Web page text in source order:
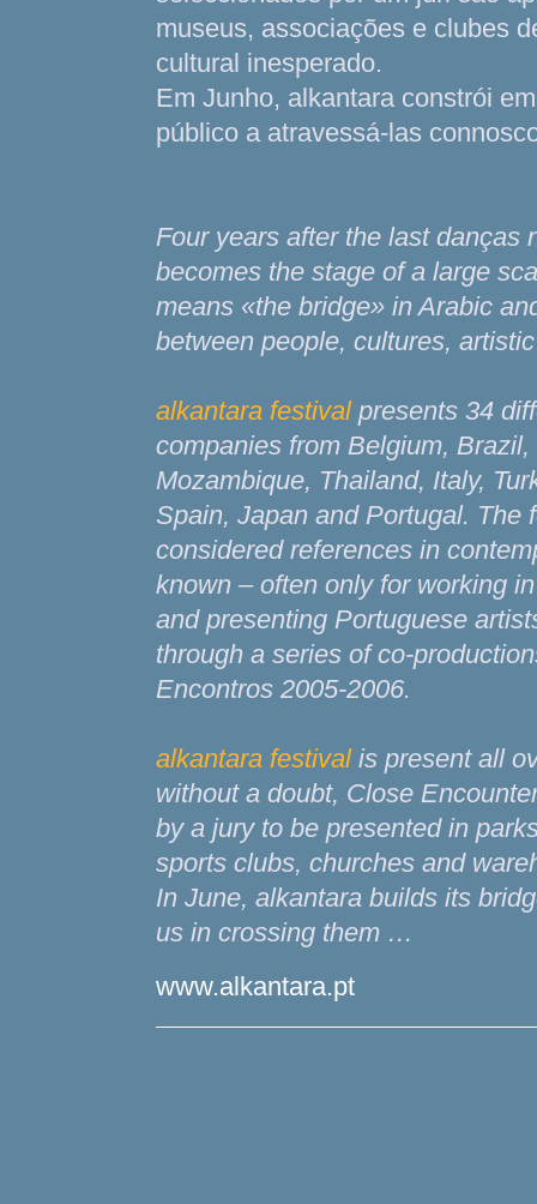
museus, associações e clubes
cultural inesperado.
Em Junho, alkantara constrói
público a atravessá-las
Four years after the last danças
becomes the stage of a large
means «the bridge» in Arabic
between people, cultures,
alkantara festival presents 34
companies from Belgium,
Mozambique, Thailand, Italy,
Spain, Japan and Portugal. The
considered references in
known – often only for working
and presenting Portuguese
through a series of co-
Encontros 2005-2006.
alkantara festivalis present all
without a doubt, Close
by a jury to be presented in
sports clubs, churches and
In June, alkantara builds its
us in crossing them …
www.alkantara.pt